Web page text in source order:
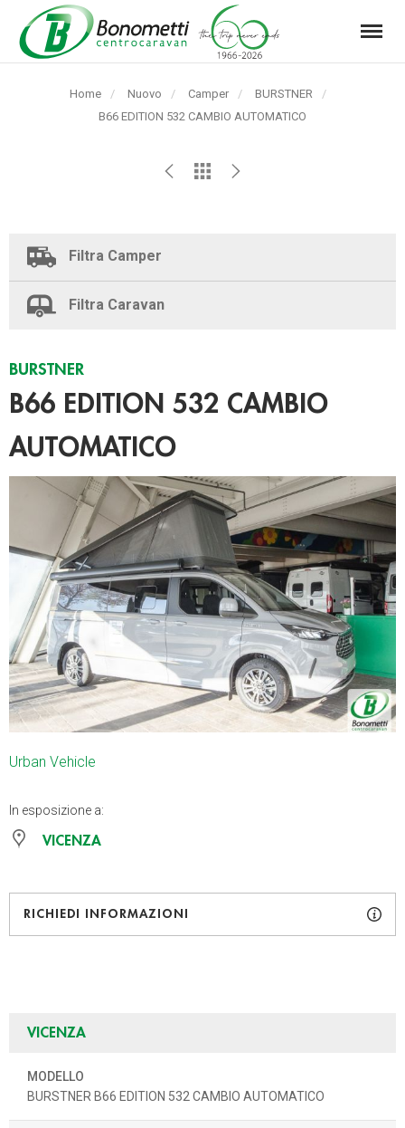
Automarket
Bonometti
Menu
Home Nuovo Camper
BURSTNER
Pagina
B66 EDITION 532 CAMBIO AUTOMATICO
Filtra Camper
Filtra Caravan
BURSTNER
B66 EDITION 532 CAMBIO
AUTOMATICO
Urban Vehicle
In esposizione a:
VICENZA
RICHIEDI INFORMAZIONI
VICENZA
MODELLO
BURSTNER B66 EDITION 532 CAMBIO AUTOMATICO